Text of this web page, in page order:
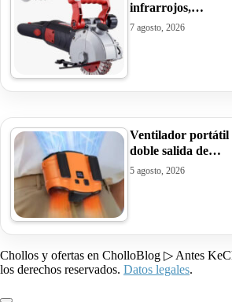
infrarrojos,…
7 agosto, 2026
Ventilador portátil
doble salida de…
5 agosto, 2026
Chollos y ofertas en CholloBlog ▷ Antes
los derechos reservados. Datos legales.